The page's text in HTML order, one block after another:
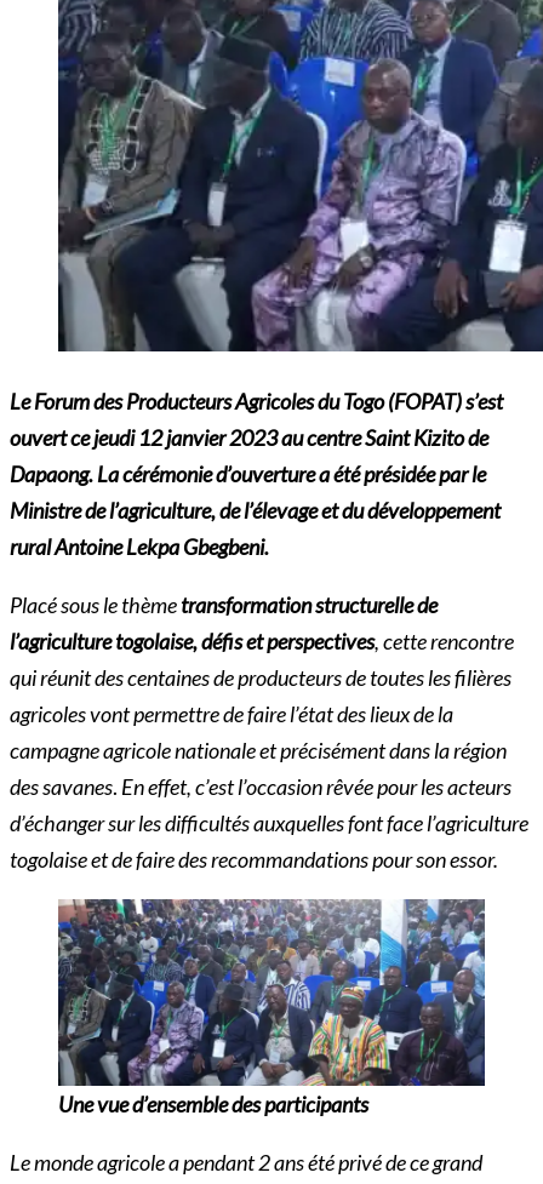
Le Forum des Producteurs Agricoles du Togo (FOPAT) s’est
ouvert ce jeudi 12 janvier 2023 au centre Saint Kizito de
Dapaong. La cérémonie d’ouverture a été présidée par le
Ministre de l’agriculture, de l’élevage et du développement
rural Antoine Lekpa Gbegbeni.
Placé sous le thèmetransformation structurelle de
l’agriculture togolaise, défis et perspectives, cette rencontre
qui réunit des centaines de producteurs de toutes les filières
agricoles vont permettre de faire l’état des lieux de la
campagne agricole nationale et précisément dans la région
des savanes. En effet, c’est l’occasion rêvée pour les acteurs
d’échanger sur les difficultés auxquelles font face l’agriculture
togolaise et de faire des recommandations pour son essor.
Une vue d’ensemble des participants
Le monde agricole a pendant 2 ans été privé de ce grand